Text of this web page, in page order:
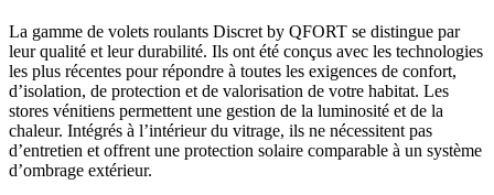
La gamme de volets roulants Discret by QFORT se distingue par
leur qualité et leur durabilité. Ils ont été conçus avec les technologies
les plus récentes pour répondre à toutes les exigences de confort,
d’isolation, de protection et de valorisation de votre habitat. Les
stores vénitiens permettent une gestion de la luminosité et de la
chaleur. Intégrés à l’intérieur du vitrage, ils ne nécessitent pas
d’entretien et offrent une protection solaire comparable à un système
d’ombrage extérieur.